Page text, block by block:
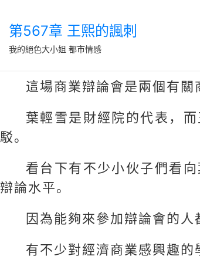
第567章 王熙的諷刺
我的絕色大小姐 都市情感
這場商業辯論會是兩個有關
葉輕雪是財經院的代表，
駁。
看台下有不少小伙子們看
辯論水平。
因為能夠來參加辯論會的人
有不少對經濟商業感興趣的